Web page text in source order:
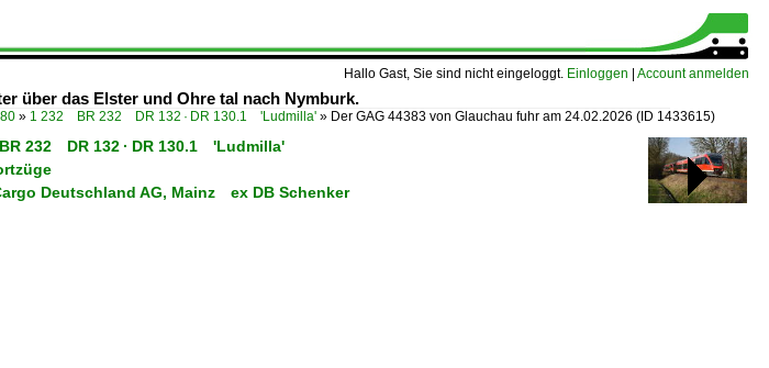
Hallo Gast, Sie sind nicht eingeloggt. Einloggen Account anmelden
über das Elster und Ohre tal nach Nymburk.
» 1 232 BR 232 DR 132 · DR 130.1 'Ludmilla' » Der GAG 44383 von Glauchau fuhr am 24.02.2026 (ID 1433615)
232 DR 132 · DR 130.1 'Ludmilla'
Deutschland AG, Mainz ex DB Schenker